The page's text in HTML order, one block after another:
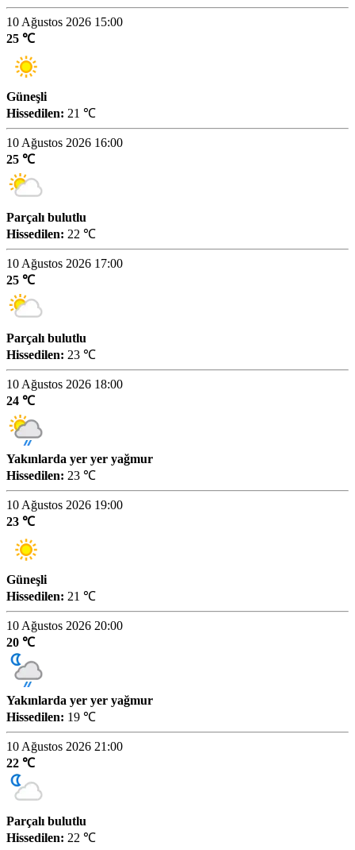
10 Ağustos 2026 15:00
25 ℃
Güneşli
Hissedilen: 21 ℃
10 Ağustos 2026 16:00
25 ℃
Parçalı bulutlu
Hissedilen: 22 ℃
10 Ağustos 2026 17:00
25 ℃
Parçalı bulutlu
Hissedilen: 23 ℃
10 Ağustos 2026 18:00
24 ℃
Yakınlarda yer yer yağmur
Hissedilen: 23 ℃
10 Ağustos 2026 19:00
23 ℃
Güneşli
Hissedilen: 21 ℃
10 Ağustos 2026 20:00
20 ℃
Yakınlarda yer yer yağmur
Hissedilen: 19 ℃
10 Ağustos 2026 21:00
22 ℃
Parçalı bulutlu
Hissedilen: 22 ℃